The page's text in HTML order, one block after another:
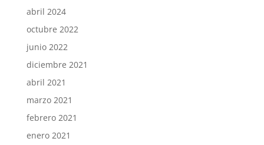
abril 2024
octubre 2022
junio 2022
diciembre 2021
abril 2021
marzo 2021
febrero 2021
enero 2021